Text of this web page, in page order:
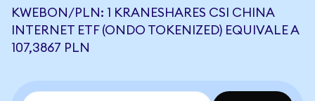
KWEBON/PLN: 1 KRANESHARES CSI CHINA
INTERNET ETF (ONDO TOKENIZED) EQUIVALE A
107,3867 PLN